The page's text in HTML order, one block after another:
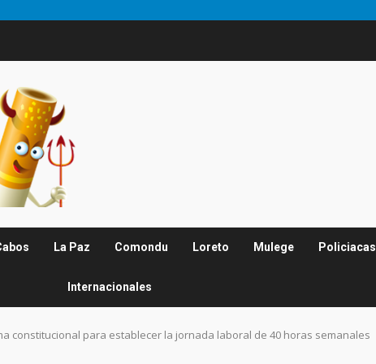
La Paz Comondu Loreto Mulege Policiacas
Internacionales
constitucional para establecer la jornada laboral de 40 horas semanales